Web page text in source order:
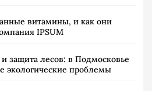
витамины, и как они
IPSUM
защита лесов: в Подмосковье
экологические проблемы